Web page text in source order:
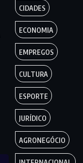
CIDADES
ECONOMIA
EMPREGOS
CULTURA
ESPORTE
JURÍDICO
AGRONEGÓCIO